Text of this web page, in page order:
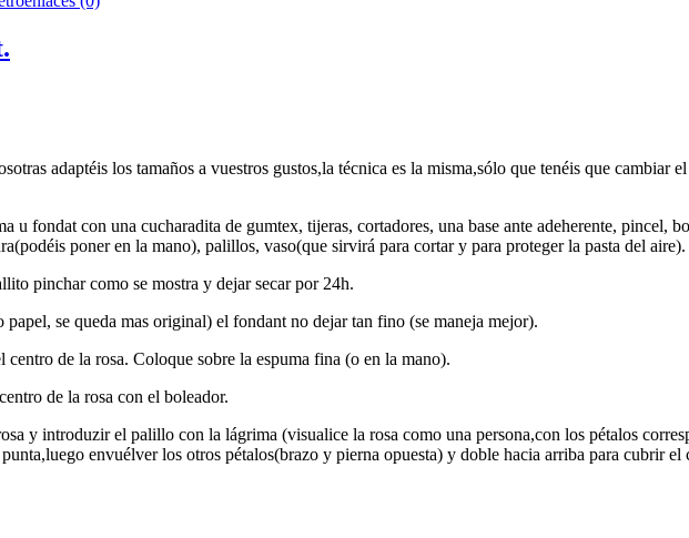
adaptéis los tamaños a vuestros gustos,la técnica es la misma,sólo que tenéis que
u fondat con una cucharadita de gumtex, tijeras, cortadores, una base ante adeherente, pincel,
poner en la mano), palillos, vaso(que sirvirá para cortar y para proteger la pasta del aire).
pinchar como se mostra y dejar secar por 24h.
se queda mas original) el fondant no dejar tan fino (se maneja mejor).
centro de la rosa. Coloque sobre la espuma fina (o en la mano).
de la rosa con el boleador.
y introduzir el palillo con la lágrima (visualice la rosa como una persona,con los pétalos
envuélver los otros pétalos(brazo y pierna opuesta) y doble hacia arriba para cubrir